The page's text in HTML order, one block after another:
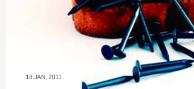
18.JAN, 2011